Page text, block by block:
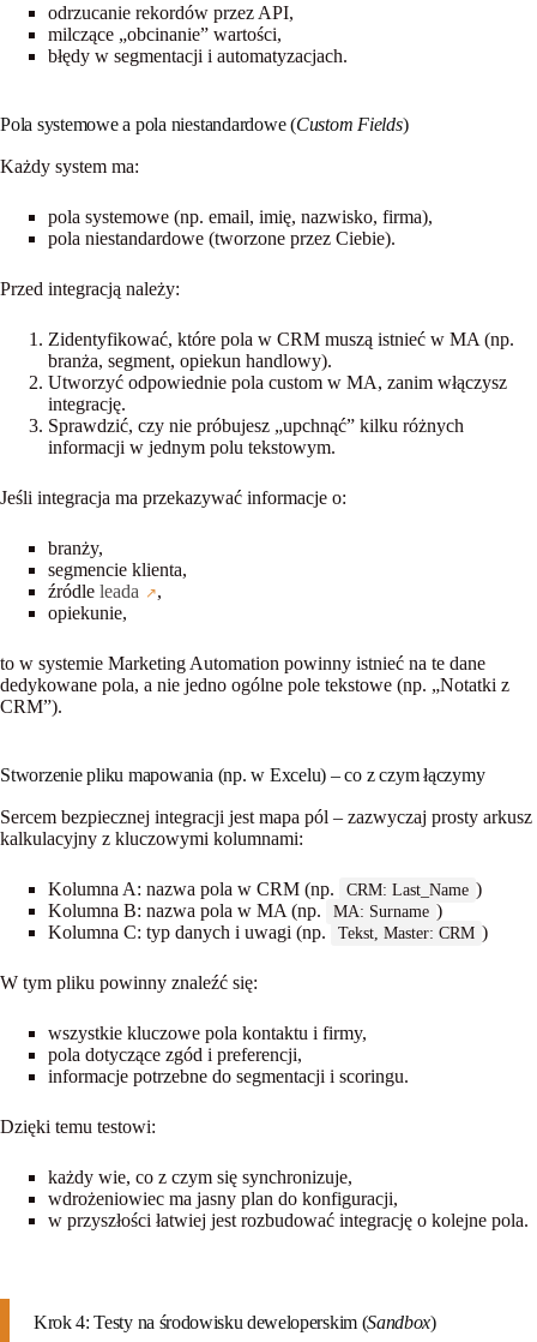
odrzucanie rekordów przez API,
milczące „obcinanie” wartości,
błędy w segmentacji i automatyzacjach.
Pola systemowe a pola niestandardowe (Custom Fields)
Każdy system ma:
pola systemowe (np. email, imię, nazwisko, firma),
pola niestandardowe (tworzone przez Ciebie).
Przed integracją należy:
Zidentyfikować, które pola w CRM muszą istnieć w MA (np.
branża, segment, opiekun handlowy).
Utworzyć odpowiednie pola custom w MA, zanim włączysz
integrację.
Sprawdzić, czy nie próbujesz „upchnąć” kilku różnych
informacji w jednym polu tekstowym.
Jeśli integracja ma przekazywać informacje o:
branży,
segmencie klienta,
źródle leada
,
opiekunie,
to w systemie Marketing Automation powinny istnieć na te dane
dedykowane pola, a nie jedno ogólne pole tekstowe (np. „Notatki z
CRM”).
Stworzenie pliku mapowania (np. w Excelu) – co z czym łączymy
Sercem bezpiecznej integracji jest mapa pól – zazwyczaj prosty arkusz
kalkulacyjny z kluczowymi kolumnami:
Kolumna A: nazwa pola w CRM (np. CRM: Last_Name )
Kolumna B: nazwa pola w MA (np.
MA: Surname )
Kolumna C: typ danych i uwagi (np.
Tekst, Master: CRM )
W tym pliku powinny znaleźć się:
wszystkie kluczowe pola kontaktu i firmy,
pola dotyczące zgód i preferencji,
informacje potrzebne do segmentacji i scoringu.
Dzięki temu testowi:
każdy wie, co z czym się synchronizuje,
wdrożeniowiec ma jasny plan do konfiguracji,
w przyszłości łatwiej jest rozbudować integrację o kolejne pola.
Krok 4: Testy na środowisku deweloperskim (Sandbox)